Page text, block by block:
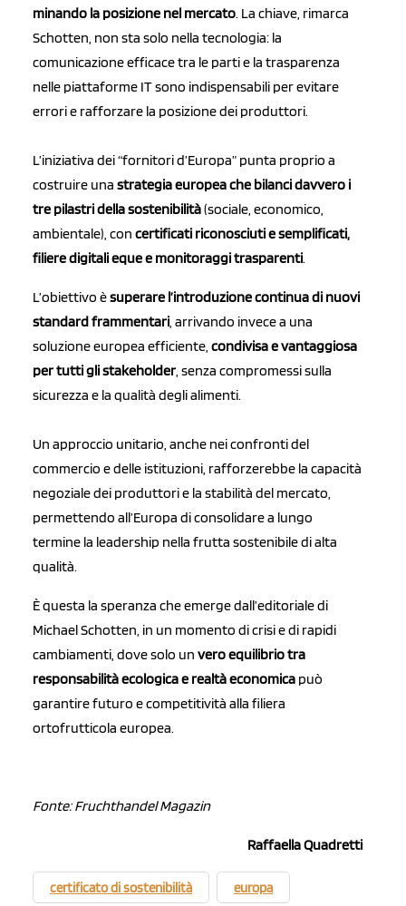
minando la posizione nel mercato. La chiave, rimarca
Schotten, non sta solo nella tecnologia: la
comunicazione efficace tra le parti e la trasparenza
nelle piattaforme IT sono indispensabili per evitare
errori e rafforzare la posizione dei produttori.
L’iniziativa dei “fornitori d’Europa” punta proprio a
costruire una strategia europea che bilanci davvero i
tre pilastri della sostenibilità(sociale, economico,
ambientale), con certificati riconosciuti e semplificati,
filiere digitali eque e monitoraggi trasparenti.
L’obiettivo èsuperare l’introduzione continua di nuovi
standard frammentari , arrivando invece a una
soluzione europea efficiente, condivisa e vantaggiosa
per tutti gli stakeholder , senza compromessi sulla
sicurezza e la qualità degli alimenti.
Un approccio unitario, anche nei confronti del
commercio e delle istituzioni, rafforzerebbe la capacità
negoziale dei produttori e la stabilità del mercato,
permettendo all’Europa di consolidare a lungo
termine la leadership nella frutta sostenibile di alta
qualità.
È questa la speranza che emerge dall’editoriale di
Michael Schotten, in un momento di crisi e di rapidi
cambiamenti, dove solo un vero equilibrio tra
responsabilità ecologica e realtà economica può
garantire futuro e competitività alla filiera
ortofrutticola europea.
Fonte: Fruchthandel Magazin
Raffaella Quadretti
certificato di sostenibilità europa